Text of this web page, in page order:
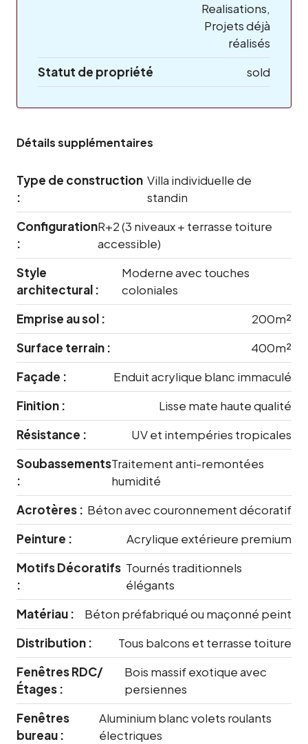
Realisations,
Projets déjà
réalisés
Statut de propriété
sold
Détails supplémentaires
Type de construction
:
Villa individuelle de
standin
Configuration
:
R+2 (3 niveaux + terrasse toiture
accessible)
Style
architectural :
Moderne avec touches
coloniales
Emprise au sol :
200m²
Surface terrain :
400m²
Façade :
Enduit acrylique blanc immaculé
Finition :
Lisse mate haute qualité
Résistance :
UV et intempéries tropicales
Soubassements
:
Traitement anti-remontées
humidité
Acrotères : Béton avec couronnement décoratif
Peinture :
Acrylique extérieure premium
Motifs Décoratifs
:
Tournés traditionnels
élégants
Matériau :
Béton préfabriqué ou maçonné peint
Distribution :
Tous balcons et terrasse toiture
Fenêtres RDC/
Étages :
Bois massif exotique avec
persiennes
Fenêtres
bureau :
Aluminium blanc volets roulants
électriques